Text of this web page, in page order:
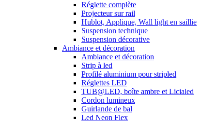
Réglette complète
Projecteur sur rail
Hublot, Applique, Wall light en saillie
Suspension technique
Suspension décorative
Ambiance et décoration
Ambiance et décoration
Strip à led
Profilé aluminium pour stripled
Réglettes LED
TUB@LED, boîte ambre et Licialed
Cordon lumineux
Guirlande de bal
Led Neon Flex